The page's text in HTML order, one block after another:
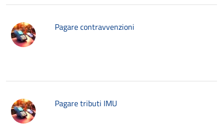
Pagare contravvenzioni
Pagare tributi IMU